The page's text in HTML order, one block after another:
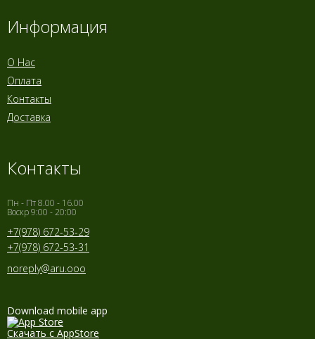
Информация
О Нас
Оплата
Контакты
Доставка
Контакты
Пн - Пт 8.00 - 16.00
Воскр 9:00 - 20:00
+7(978) 672-53-29
+7(978) 672-53-31
noreply@aru.ooo
Download mobile app
Скачать с AppStore